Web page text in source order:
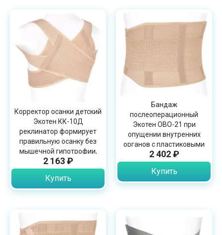
Корректор осанки детский
Экотен КК-10Д
реклинатор формирует
правильную осанку без
мышечной гипотрофии,
бежевый
2 163 ₽
Купить
Бандаж
послеоперационный
Экотен ОВО-21 при
опущении внутренних
органов с пластиковыми
ребрами жесткости,
бежевый
2 402 ₽
Купить